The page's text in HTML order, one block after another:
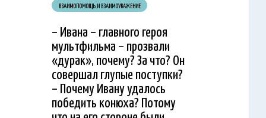
ВЗАИМОПОМОЩЬ И ВЗАИМОУВАЖЕНИЕ
– Ивана – главного героя
мультфильма – прозвали
«дурак», почему? За что? Он
совершал глупые поступки?
– Почему Ивану удалось
победить конюха? Потому